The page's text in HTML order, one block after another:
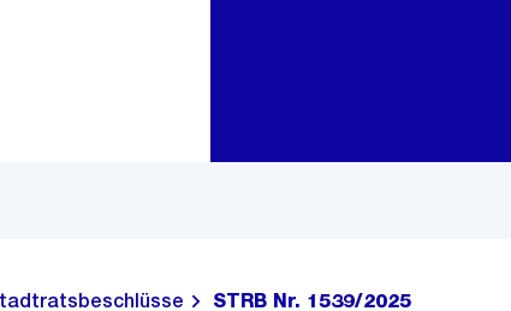
STRB Nr. 1539/2025